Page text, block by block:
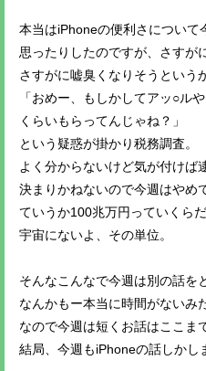
本当はiPhoneの便利さについて
思ったりしたのですが、さすが
さすがに嘘臭くなりそうという
「おめー、もしかしてアッ○ル
くらいもらってんじゃね？」
という疑惑が掛かり税務調査。
よく分からないけど気が付けば
決まりかねないので今週はやめ
ていうか100兆万円っていくらだ
宇宙にないよ、その単位。
そんなこんなで今週は別の話を
なんかもー本当に時間がないみ
なので今週は短くお話はここま
結局、今週もiPhoneの話しかし